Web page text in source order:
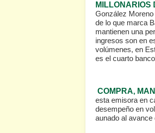
MILLONARIOS
González
de lo que marca
mantienen una
ingresos son en
volúmenes, en
es el cuarto
COMPRA,
esta emisora en
desempeño en
aunado al